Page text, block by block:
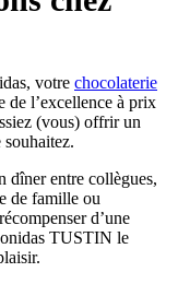
votre chocolaterie
de l’excellence à prix
(vous) offrir un
dîner entre collègues,
de famille ou
d’une
TUSTIN le